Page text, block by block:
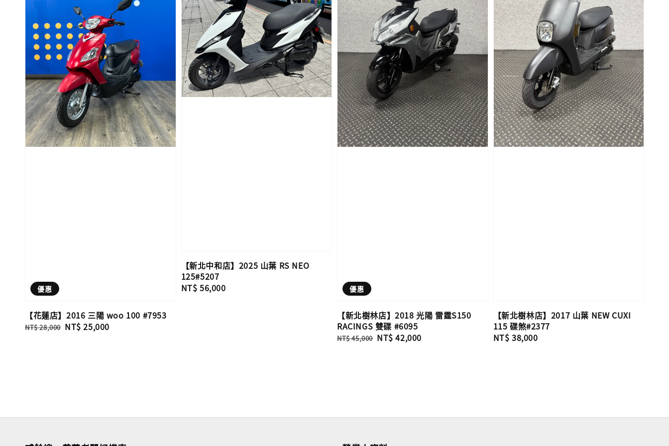
優惠
【花蓮店】2016 三陽 woo 100 #7953
Regular
NT$ 28,000 Sale
NT$ 25,000
【新北中和店】2025 山葉 RS NEO
125#5207
Regular
NT$ 56,000 優惠
【新北樹林店】2018 光陽 雷霆S150
RACINGS 雙碟 #6095
Regular
NT$ 45,000 Sale
NT$ 42,000
【新北樹林店】2017 山葉 NEW CUXI
115 碟煞#2377
Regular
NT$ 38,000